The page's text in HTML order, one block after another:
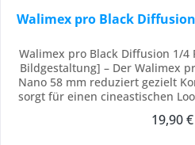
Walimex pro Black
Walimex pro Black Diffusion 1/4
Bildgestaltung] – Der Walimex
Nano 58 mm reduziert gezielt
sorgt für einen cineastischen
verträumte, atmosphärische
19,90